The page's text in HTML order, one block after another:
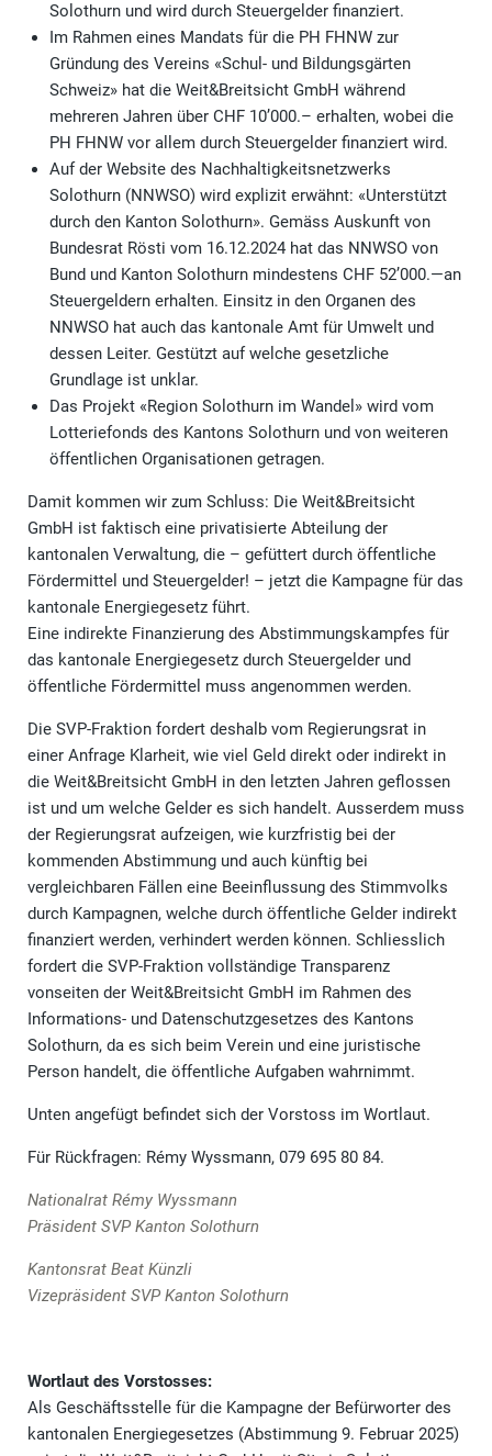
Solothurn und wird durch Steuergelder finanziert.
Im Rahmen eines Mandats für die PH FHNW zur
Gründung des Vereins «Schul- und Bildungsgärten
Schweiz» hat die Weit&Breitsicht GmbH während
mehreren Jahren über CHF 10’000.– erhalten, wobei die
PH FHNW vor allem durch Steuergelder finanziert wird.
Auf der Website des Nachhaltigkeitsnetzwerks
Solothurn (NNWSO) wird explizit erwähnt: «Unterstützt
durch den Kanton Solothurn». Gemäss Auskunft von
Bundesrat Rösti vom 16.12.2024 hat das NNWSO von
Bund und Kanton Solothurn mindestens CHF 52’000.—an
Steuergeldern erhalten. Einsitz in den Organen des
NNWSO hat auch das kantonale Amt für Umwelt und
dessen Leiter. Gestützt auf welche gesetzliche
Grundlage ist unklar.
Das Projekt «Region Solothurn im Wandel» wird vom
Lotteriefonds des Kantons Solothurn und von weiteren
öffentlichen Organisationen getragen.
Damit kommen wir zum Schluss: Die Weit&Breitsicht
GmbH ist faktisch eine privatisierte Abteilung der
kantonalen Verwaltung, die – gefüttert durch öffentliche
Fördermittel und Steuergelder! – jetzt die Kampagne für das
kantonale Energiegesetz führt.
Eine indirekte Finanzierung des Abstimmungskampfes für
das kantonale Energiegesetz durch Steuergelder und
öffentliche Fördermittel muss angenommen werden.
Die SVP-Fraktion fordert deshalb vom Regierungsrat in
einer Anfrage Klarheit, wie viel Geld direkt oder indirekt in
die Weit&Breitsicht GmbH in den letzten Jahren geflossen
ist und um welche Gelder es sich handelt. Ausserdem muss
der Regierungsrat aufzeigen, wie kurzfristig bei der
kommenden Abstimmung und auch künftig bei
vergleichbaren Fällen eine Beeinflussung des Stimmvolks
durch Kampagnen, welche durch öffentliche Gelder indirekt
finanziert werden, verhindert werden können. Schliesslich
fordert die SVP-Fraktion vollständige Transparenz
vonseiten der Weit&Breitsicht GmbH im Rahmen des
Informations- und Datenschutzgesetzes des Kantons
Solothurn, da es sich beim Verein und eine juristische
Person handelt, die öffentliche Aufgaben wahrnimmt.
Unten angefügt befindet sich der Vorstoss im Wortlaut.
Für Rückfragen: Rémy Wyssmann, 079 695 80 84.
Nationalrat Rémy Wyssmann
Präsident SVP Kanton Solothurn
Kantonsrat Beat Künzli
Vizepräsident SVP Kanton Solothurn
Wortlaut des Vorstosses:
Als Geschäftsstelle für die Kampagne der Befürworter des
kantonalen Energiegesetzes (Abstimmung 9. Februar 2025)